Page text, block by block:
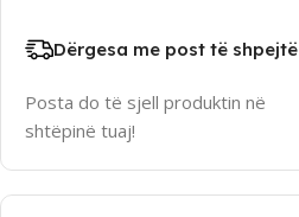
Dërgesa me post të shpejtë
Posta do të sjell produktin në
shtëpinë tuaj!